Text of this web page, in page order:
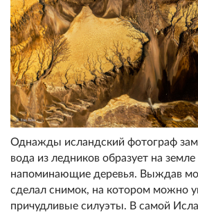
Однажды исландский фотограф
вода из ледников образует на земле
напоминающие деревья. Выждав
сделал снимок, на котором можно
причудливые силуэты. В самой